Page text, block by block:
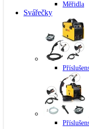
Měřidla
Svářečky